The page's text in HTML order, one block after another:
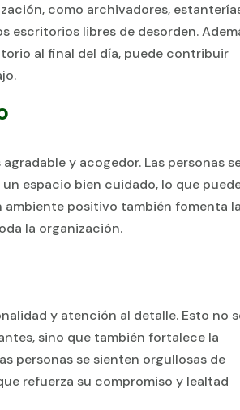
como archivadores,
escritorios libres de desorden.
al final del día, puede contribuir
y acogedor. Las personas
espacio bien cuidado, lo que
ambiente positivo también fomenta la
la organización.
y atención al detalle. Esto no
sino que también fortalece la
personas se sienten orgullosas de
refuerza su compromiso y lealtad